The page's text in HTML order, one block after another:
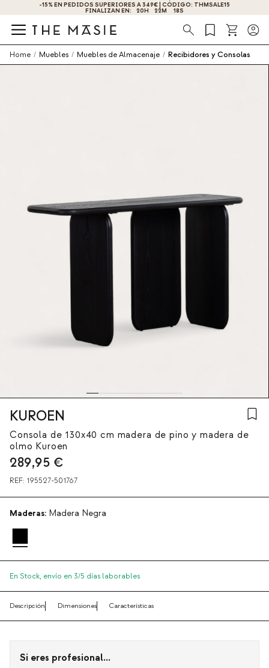
¡OBTÉN UN -10% DE DESCUENTO AL SUSCRIBIRTE AHORA!
Búsqueda
Home / Muebles / Muebles de Almacenaje / Recibidores y Consolas
KUROEN
Consola de 130x40 cm madera de pino y madera de
olmo Kuroen
289,95 €
REF: 195527-501767
Maderas: Madera Negra
En Stock, envío en 3/5 días laborables
Descripción Dimensiones Características
Si eres profesional...